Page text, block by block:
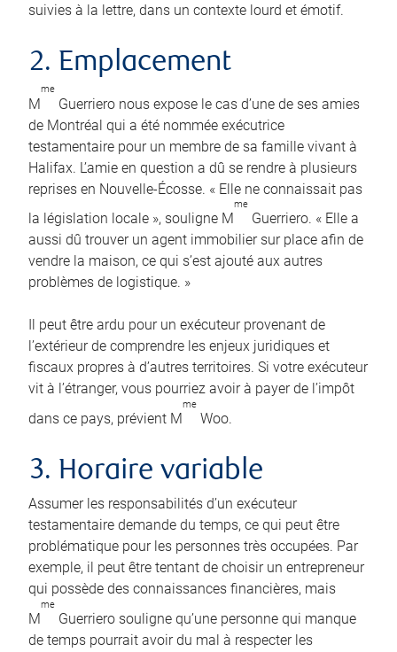
suivies à la lettre, dans un contexte lourd et émotif.
2. Emplacement
M
me
Guerriero nous expose le cas d’une de ses amies
de Montréal qui a été nommée exécutrice
testamentaire pour un membre de sa famille vivant à
Halifax. L’amie en question a dû se rendre à plusieurs
reprises en Nouvelle-Écosse. « Elle ne connaissait pas
la législation locale », souligne M
me
Guerriero. « Elle a
aussi dû trouver un agent immobilier sur place afin de
vendre la maison, ce qui s’est ajouté aux autres
problèmes de logistique. »
Il peut être ardu pour un exécuteur provenant de
l’extérieur de comprendre les enjeux juridiques et
fiscaux propres à d’autres territoires. Si votre exécuteur
vit à l’étranger, vous pourriez avoir à payer de l’impôt
dans ce pays, prévient M
me
Woo.
3. Horaire variable
Assumer les responsabilités d’un exécuteur
testamentaire demande du temps, ce qui peut être
problématique pour les personnes très occupées. Par
exemple, il peut être tentant de choisir un entrepreneur
qui possède des connaissances financières, mais
M
me
Guerriero souligne qu’une personne qui manque
de temps pourrait avoir du mal à respecter les